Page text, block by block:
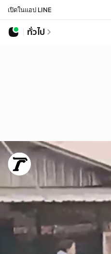
เปิดในแอป LINE
ทั่วไป